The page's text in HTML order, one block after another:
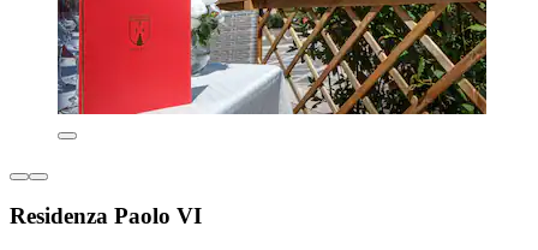
Residenza Paolo VI